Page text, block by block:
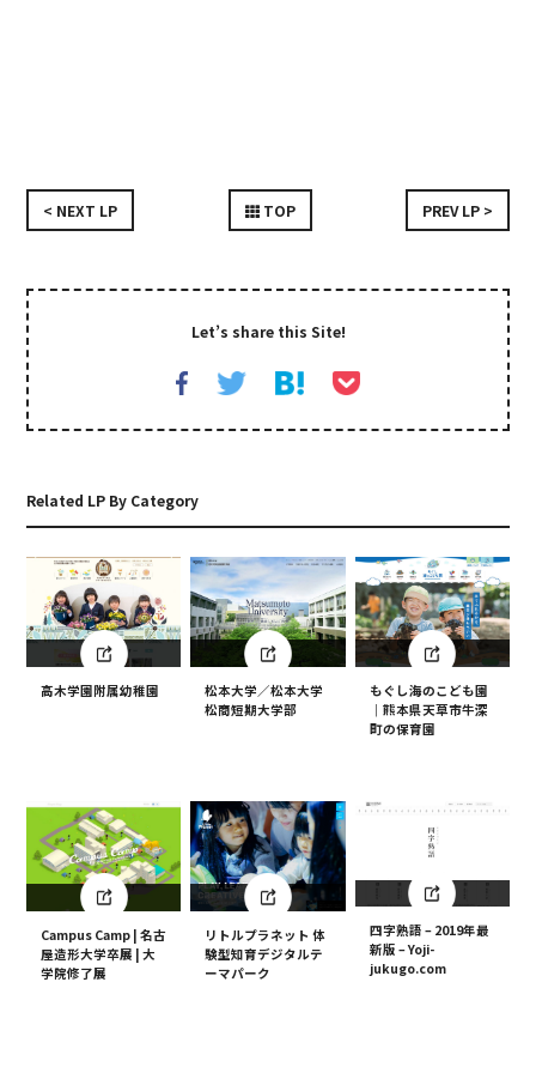
< NEXT LP TOP PREV LP >
Let’s share this Site!
Related LP By Category
高木学園附属幼稚園
松本大学／松本大学
松商短期大学部
もぐし海のこども園
｜熊本県天草市牛深
町の保育園
Campus Camp | 名古
屋造形大学卒展 | 大
学院修了展
リトルプラネット 体
験型知育デジタルテ
ーマパーク
四字熟語 – 2019年最
新版 – Yoji-
jukugo.com